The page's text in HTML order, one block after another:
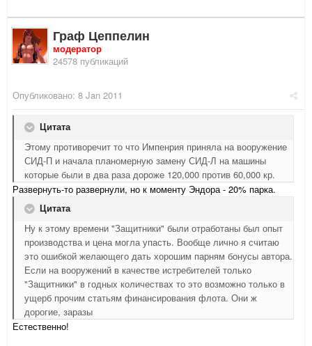
Граф Цеппелин
модератор
24578 публикаций
Опубликовано: 8 Jan 2011
Цитата
Этому противоречит то что Импенрия приняла на вооружение
СИД-П и начала планомерную замену СИД-Л на машины
которые были в два раза дороже 120,000 против 60,000 кр.
Развернуть-то развернули, но к моменту Эндора - 20% парка.
Цитата
Ну к этому времени "Защитники" были отработаны был опыт
производства и цена могла упасть. Вообще лично я считаю
это ошибкой желающего дать хорошим парням бонусы автора.
Если на вооружений в качестве истребителей только
"Защитники" в годных количествах то это возможно только в
ущерб прочим статьям финансирования флота. Они ж
дорогие, заразы
Естественно!